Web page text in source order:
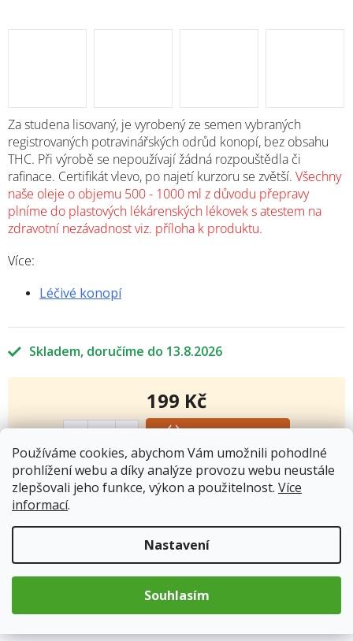
Používáme cookies, abychom Vám umožnili pohodlné
prohlížení webu a díky analýze provozu webu neustále
zlepšovali jeho funkce, výkon a použitelnost. Více
informací.
Nastavení
Souhlasím
Skladem 13.8.2026
Za studena lisovaný, je vyrobený ze semen vybraných
registrovaných potravinářských odrůd konopí, bez obsahu
THC. Při výrobě se nepoužívají žádná rozpouštědla či
rafinace. Certifikát vlevo, po najetí kurzoru se zvětší. Všechny
naše oleje o objemu 500 - 1000 ml z důvodu přepravy
plníme do plastových lékárenských lékovek s atestem na
zdravotní nezávadnost viz. příloha k produktu.
Více:
Léčivé konopí
Kód produktu:
953
Kategorie:
Hmotnost
199 Kč
Měrná
cena: